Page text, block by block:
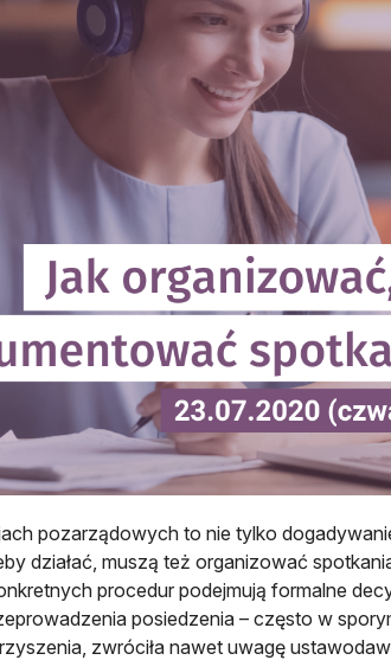
pozarządowych to nie tylko
działać, muszą też organizować
procedur podejmują formalne
posiedzenia – często w
zwróciła nawet uwagę